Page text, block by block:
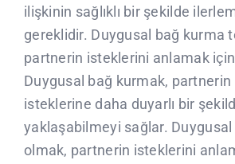
ilişkinin sağlıklı bir şekilde
gereklidir. Duygusal bağ kurma
partnerin isteklerini anlamak
Duygusal bağ kurmak, partnerin
isteklerine daha duyarlı bir
yaklaşabilmeyi sağlar. Duygusal
olmak, partnerin isteklerini